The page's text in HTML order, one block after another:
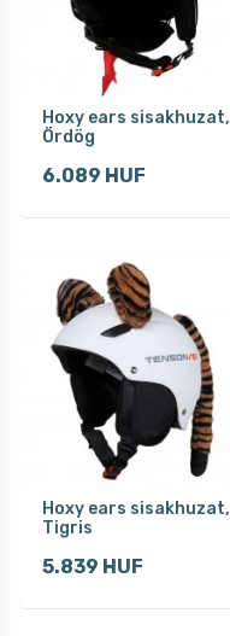
Hoxy ears sisakhuzat,
Ördög
6.089 HUF
Hoxy ears sisakhuzat,
Tigris
5.839 HUF